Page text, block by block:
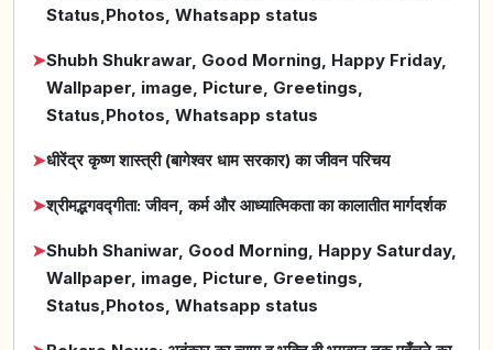
Status,Photos, Whatsapp status
➤Shubh Shukrawar, Good Morning, Happy Friday,
Wallpaper, image, Picture, Greetings,
Status,Photos, Whatsapp status
➤धीरेंद्र कृष्ण शास्त्री (बागेश्वर धाम सरकार) का जीवन परिचय
➤श्रीमद्भगवद्गीता: जीवन, कर्म और आध्यात्मिकता का कालातीत मार्गदर्शक
➤Shubh Shaniwar, Good Morning, Happy Saturday,
Wallpaper, image, Picture, Greetings,
Status,Photos, Whatsapp status